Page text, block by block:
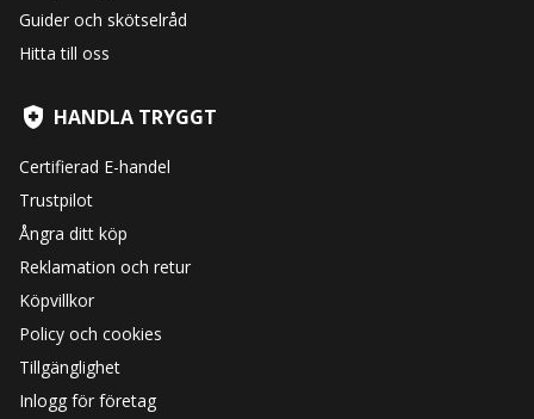
Guider och skötselråd
Hitta till oss
HANDLA TRYGGT
Certifierad E-handel
Trustpilot
Ångra ditt köp
Reklamation och retur
Köpvillkor
Policy och cookies
Tillgänglighet
Inlogg för företag